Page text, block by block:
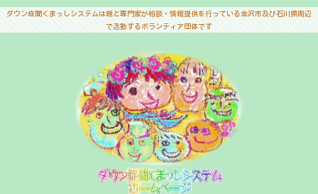
ダウン症聞くまっしシステムは親と専門家が相談・情報提供を行っている金沢市及び石川県周辺
で活動するボランティア団体です